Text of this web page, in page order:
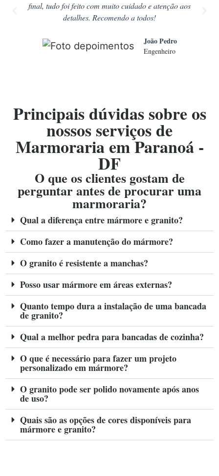
final, tudo foi feito com muito cuidado e atenção aos
detalhes. Recomendo a todos!
João Pedro
Engenheiro
Principais dúvidas sobre os
nossos serviços de
Marmoraria em Paranoá -
DF
O que os clientes gostam de
perguntar antes de procurar uma
marmoraria?
Qual a diferença entre mármore e granito?
Como fazer a manutenção do mármore?
O granito é resistente a manchas?
Posso usar mármore em áreas externas?
Quanto tempo dura a instalação de uma bancada
de granito?
Qual a melhor pedra para bancadas de cozinha?
O que é necessário para fazer um projeto
personalizado em mármore?
O granito pode ser polido novamente após anos
de uso?
Quais são as opções de cores disponíveis para
mármore e granito?